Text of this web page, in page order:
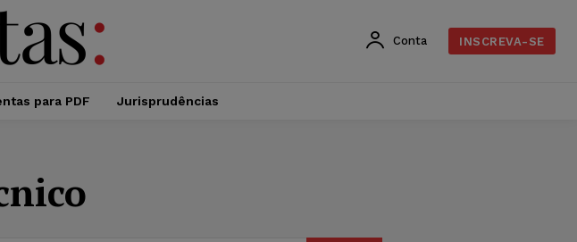
Conta INSCREVA-SE
para PDF Jurisprudências